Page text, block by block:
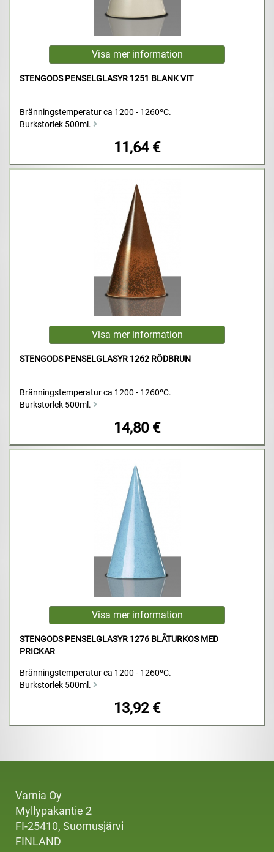
STENGODS PENSELGLASYR 1251 BLANK VIT
Bränningstemperatur ca 1200 - 1260ºC.
Burkstorlek 500ml.
11,64 €
STENGODS PENSELGLASYR 1262 RÖDBRUN
Bränningstemperatur ca 1200 - 1260ºC.
Burkstorlek 500ml.
14,80 €
STENGODS PENSELGLASYR 1276 BLÅTURKOS MED
PRICKAR
Bränningstemperatur ca 1200 - 1260ºC.
Burkstorlek 500ml.
13,92 €
Varnia Oy
Myllypakantie 2
FI-25410, Suomusjärvi
FINLAND